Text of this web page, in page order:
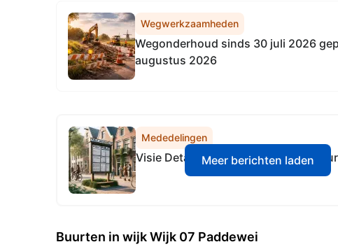
Wegwerkzaamheden
Wegonderhoud sinds 30 juli 2026
augustus 2026
Mededelingen
Visie Detailhandel- & Horecastructuur
Meer berichten laden
Buurten in wijk Wijk 07 Paddewei